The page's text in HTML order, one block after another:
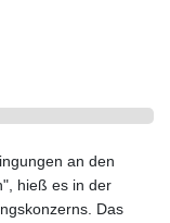
an den
hieß es in der
Das